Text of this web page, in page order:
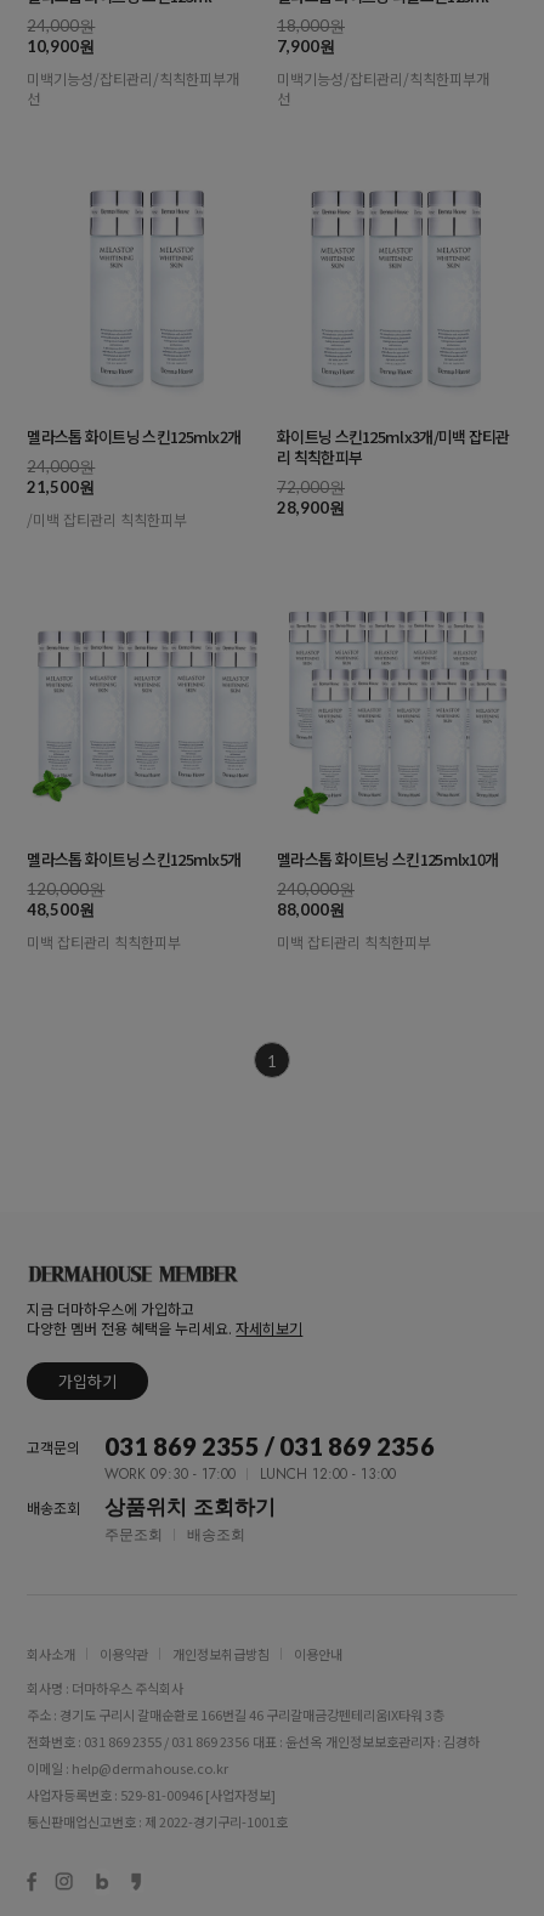
24,000원
10,900원
미백기능성/잡티관리/칙칙한피부개
선
18,000원
7,900원
미백기능성/잡티관리/칙칙한피부개
선
멜라스톱 화이트닝 스킨125mlx2개
24,000원
21,500원
/미백 잡티관리 칙칙한피부
화이트닝 스킨125mlx3개/미백 잡티관
리 칙칙한피부
72,000원
28,900원
멜라스톱 화이트닝 스킨125mlx5개
120,000원
48,500원
미백 잡티관리 칙칙한피부
멜라스톱 화이트닝 스킨125mlx10개
240,000원
88,000원
미백 잡티관리 칙칙한피부
1
지금 더마하우스에 가입하고
다양한 멤버 전용 혜택을 누리세요.자세히보기
가입하기
고객문의 031 869 2355 / 031 869 2356
WORK 09:30 - 17:00 LUNCH 12:00 - 13:00
배송조회 상품위치 조회하기
주문조회 배송조회
회사소개 이용약관 개인정보취급방침
이용안내
회사명 : 더마하우스 주식회사
주소 : 경기도 구리시 갈매순환로 166번길 46 구리갈매금강펜테리움IX타워 3층
전화번호 : 031 869 2355 / 031 869 2356 대표 : 윤선옥 개인정보보호관리자 : 김경하
이메일 : help@dermahouse.co.kr
사업자등록번호 : 529-81-00946[사업자정보]
통신판매업신고번호 : 제 2022-경기구리-1001호